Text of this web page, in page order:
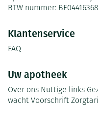
BTW nummer:
Klantenservice
FAQ
Uw apotheek
Over ons Nuttige links
wacht Voorschrift